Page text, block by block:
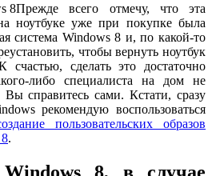
Прежде всего отмечу, что эта
ноутбуке уже при покупке была
система Windows 8 и, по какой-то
чтобы вернуть ноутбук
счастью, сделать это достаточно
либо специалиста на дом не
Вы справитесь сами. Кстати, сразу
рекомендую воспользоваться
пользовательских образов
.
Windows 8, в случае